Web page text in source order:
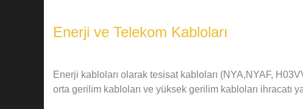
Enerji ve Telekom Kabloları
Enerji kabloları olarak tesisat kabloları (NYA,NYAF,
orta gerilim kabloları ve yüksek gerilim kabloları ihracatı